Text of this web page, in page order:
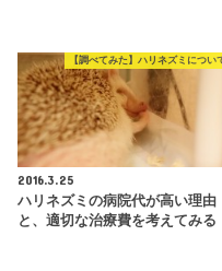
【調べてみた】ハリネズミについ
2016.3.25
ハリネズミの病院代が高い理由
と、適切な治療費を考えてみる